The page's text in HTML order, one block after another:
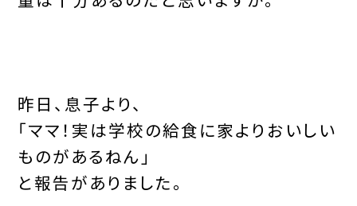
昨日、息子より、
「ママ！実は学校の給食に家よりおいしい
ものがあるねん」
と報告がありました。